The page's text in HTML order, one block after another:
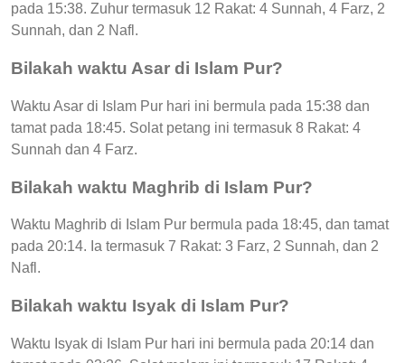
pada 15:38. Zuhur termasuk 12 Rakat: 4 Sunnah, 4 Farz, 2
Sunnah, dan 2 Nafl.
Bilakah waktu Asar di Islam Pur?
Waktu Asar di Islam Pur hari ini bermula pada 15:38 dan
tamat pada 18:45. Solat petang ini termasuk 8 Rakat: 4
Sunnah dan 4 Farz.
Bilakah waktu Maghrib di Islam Pur?
Waktu Maghrib di Islam Pur bermula pada 18:45, dan tamat
pada 20:14. Ia termasuk 7 Rakat: 3 Farz, 2 Sunnah, dan 2
Nafl.
Bilakah waktu Isyak di Islam Pur?
Waktu Isyak di Islam Pur hari ini bermula pada 20:14 dan